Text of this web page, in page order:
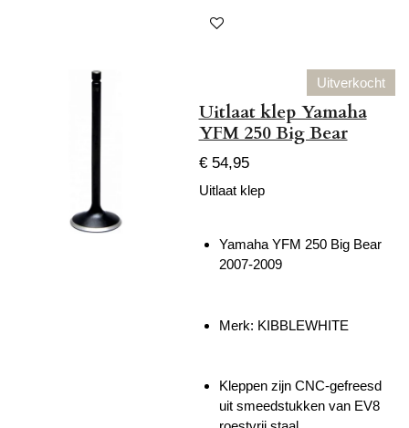
Uitverkocht
Uitlaat klep Yamaha
YFM 250 Big Bear
€ 54,95
Uitlaat klep
Yamaha YFM 250 Big Bear
2007-2009
Merk: KIBBLEWHITE
Kleppen zijn CNC-gefreesd
uit smeedstukken van EV8